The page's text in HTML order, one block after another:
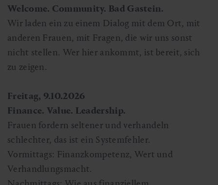
Welcome. Community. Bad Gastein.
Wir laden ein zu einem Dialog mit dem Ort, mit
anderen Frauen, mit Fragen, die wir uns sonst
nicht stellen. Wer hier ankommt, ist bereit, sich
zu zeigen.
Freitag, 9.10.2026
Finance. Value. Leadership.
Frauen fordern seltener und verhandeln
schlechter, das ist ein Systemfehler.
Vormittags: Finanzkompetenz, Wert und
Verhandlungsmacht.